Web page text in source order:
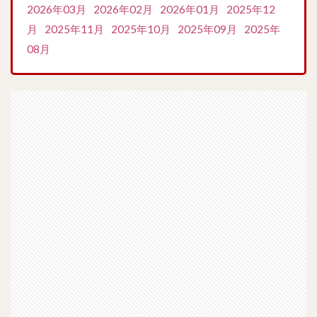
2026年03月 2026年02月 2026年01月
2025年12
月
2025年11月 2025年10月 2025年09月
2025年
08月